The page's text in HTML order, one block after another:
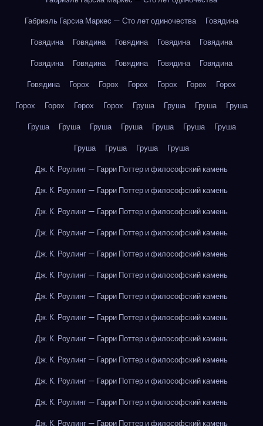
Габриэль Гарсиа Маркес — Сто лет одиночества
Говядина
Говядина
Говядина Говядина Говядина
Говядина
Говядина
Говядина Говядина Говядина
Говядина
Говядина
Горох Горох Горох Горох Горох
Горох
Горох
Горох Горох Горох Груша Груша Груша
Груша
Груша
Груша Груша Груша Груша Груша
Груша
Груша
Груша Груша
Груша
Дж. К. Роулинг — Гарри Поттер и философский камень
Дж. К. Роулинг — Гарри Поттер и философский камень
Дж. К. Роулинг — Гарри Поттер и философский камень
Дж. К. Роулинг — Гарри Поттер и философский камень
Дж. К. Роулинг — Гарри Поттер и философский камень
Дж. К. Роулинг — Гарри Поттер и философский камень
Дж. К. Роулинг — Гарри Поттер и философский камень
Дж. К. Роулинг — Гарри Поттер и философский камень
Дж. К. Роулинг — Гарри Поттер и философский камень
Дж. К. Роулинг — Гарри Поттер и философский камень
Дж. К. Роулинг — Гарри Поттер и философский камень
Дж. К. Роулинг — Гарри Поттер и философский камень
Дж. К. Роулинг — Гарри Поттер и философский камень